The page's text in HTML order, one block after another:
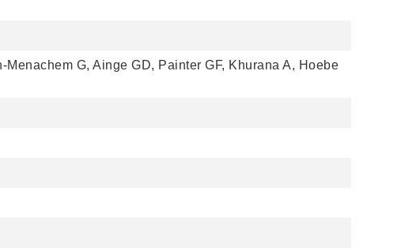
G, Ainge GD, Painter GF, Khurana A, Hoebe